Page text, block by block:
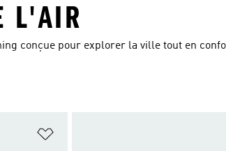
L'AIR
conçue pour explorer la ville tout en